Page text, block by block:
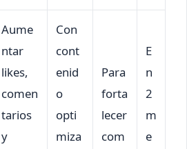
Aume
ntar
likes,
comen
tarios
y
Con
cont
enid
o
opti
miza
Para
forta
lecer
com
E
n
2
m
e